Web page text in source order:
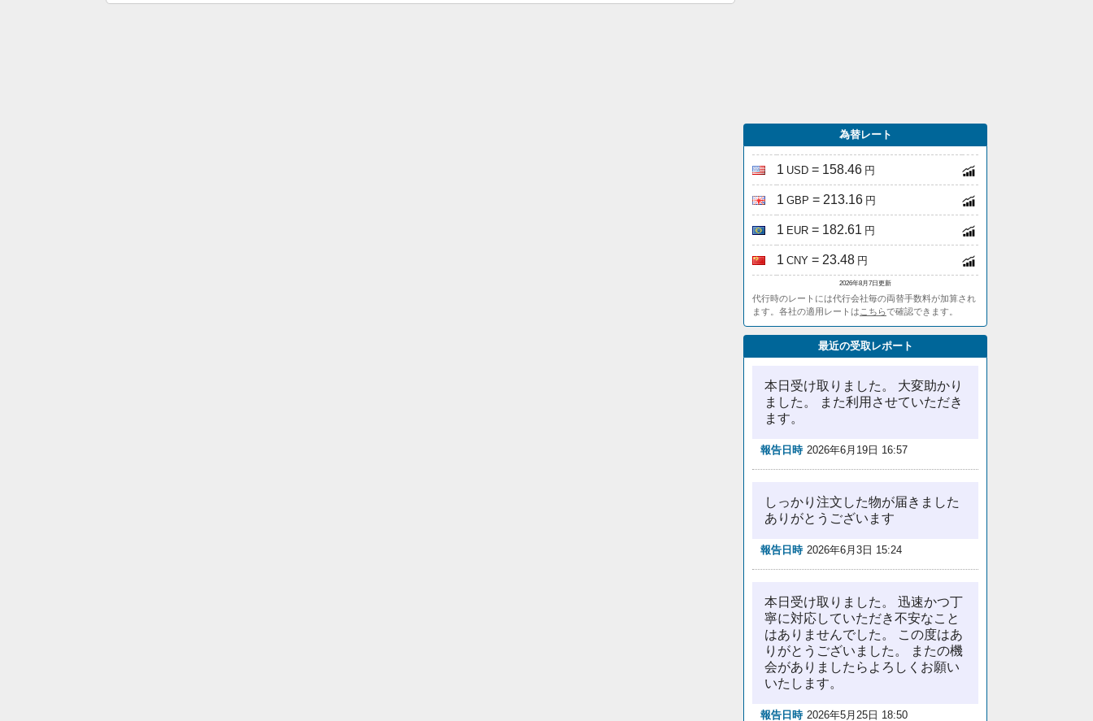
為替レート
1 USD = 158.46 円
1 GBP = 213.16 円
1 EUR = 182.61 円
1 CNY = 23.48 円
2026年8月7日更新
代行時のレートには代行会社毎の両替手数料が加算され
ます。各社の適用レートは こちらで確認できます。
最近の受取レポート
本日受け取りました。 大変助かり
ました。 また利用させていただき
ます。
報告日時 2026年6月19日 16:57
しっかり注文した物が届きました
ありがとうございます
報告日時 2026年6月3日 15:24
本日受け取りました。 迅速かつ丁
寧に対応していただき不安なこと
はありませんでした。 この度はあ
りがとうございました。 またの機
会がありましたらよろしくお願い
いたします。
報告日時 2026年5月25日 18:50